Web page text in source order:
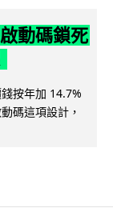
動碼鎖死
按年加 14.7%
碼這項設計，